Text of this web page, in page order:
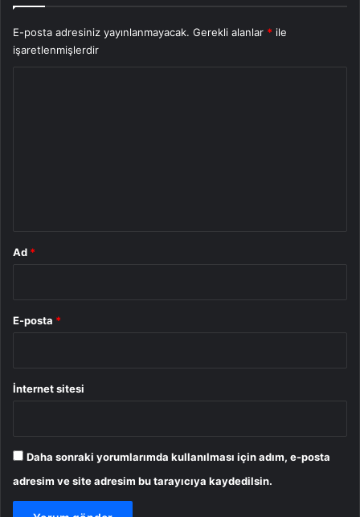
E-posta adresiniz yayınlanmayacak. Gerekli alanlar * ile
işaretlenmişlerdir
Ad *
E-posta *
İnternet sitesi
Daha sonraki yorumlarımda kullanılması için adım, e-posta
adresim ve site adresim bu tarayıcıya kaydedilsin.